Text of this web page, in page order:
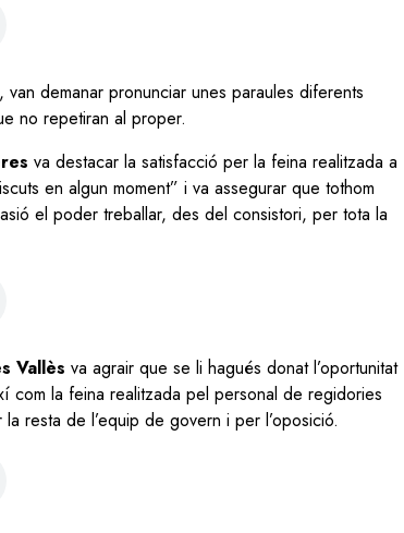
demanar pronunciar unes paraules diferents
no repetiran al proper.
va destacar la satisfacció per la feina realitzada a
en algun moment” i va assegurar que tothom
el poder treballar, des del consistori, per tota la
Vallès va agrair que se li hagués donat l’oportunitat
com la feina realitzada pel personal de regidories
resta de l’equip de govern i per l’oposició.